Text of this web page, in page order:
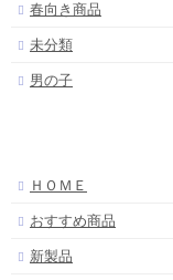
春向き商品
未分類
男の子
ＨＯＭＥ
おすすめ商品
新製品